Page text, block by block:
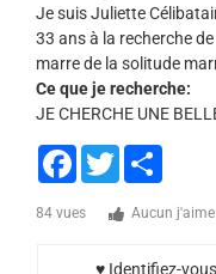
Je suis Juliette
33 ans à la recherche
marre de la solitude
Ce que je recherche:
JE CHERCHE UNE
Facebook
Twitter
84 vues Aucun j'aime
♥ Identifiez-